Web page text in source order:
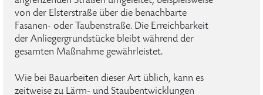
von der Elsterstraße über die benachbarte
Fasanen- oder Taubenstraße. Die Erreichbarkeit
der Anliegergrundstücke bleibt während der
gesamten Maßnahme gewährleistet.
Wie bei Bauarbeiten dieser Art üblich, kann es
zeitweise zu Lärm- und Staubentwicklungen